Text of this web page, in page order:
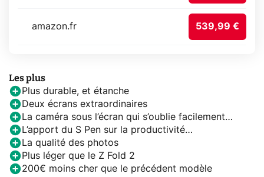
amazon.fr 539,99 €
Les plus
Plus durable, et étanche
Deux écrans extraordinaires
La caméra sous l’écran qui s’oublie facilement…
L’apport du S Pen sur la productivité…
La qualité des photos
Plus léger que le Z Fold 2
200€ moins cher que le précédent modèle